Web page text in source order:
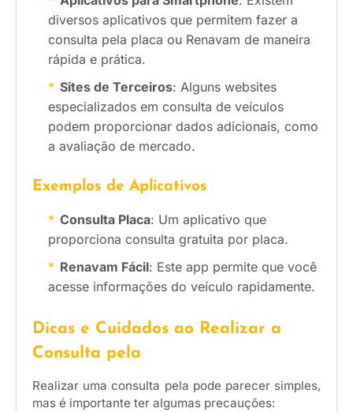
diversos aplicativos que permitem fazer a
consulta pela placa ou Renavam de maneira
rápida e prática.
Sites de Terceiros: Alguns websites
especializados em consulta de veículos
podem proporcionar dados adicionais, como
a avaliação de mercado.
Exemplos de Aplicativos
Consulta Placa: Um aplicativo que
proporciona consulta gratuita por placa.
Renavam Fácil: Este app permite que você
acesse informações do veículo rapidamente.
Dicas e Cuidados ao Realizar a
Consulta pela
Realizar uma consulta pela pode parecer simples,
mas é importante ter algumas precauções: